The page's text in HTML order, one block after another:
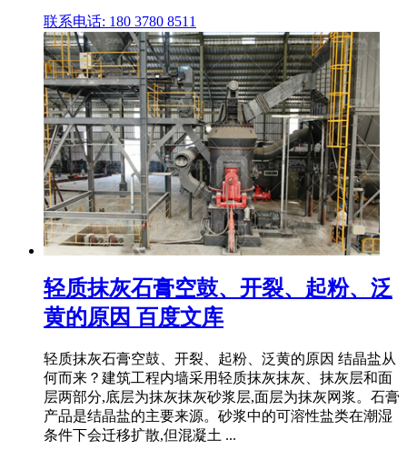
联系电话: 180 3780 8511
轻质抹灰石膏空鼓、开裂、起粉、泛
黄的原因 百度文库
轻质抹灰石膏空鼓、开裂、起粉、泛黄的原因 结晶盐从
何而来？建筑工程内墙采用轻质抹灰抹灰、抹灰层和面
层两部分,底层为抹灰抹灰砂浆层,面层为抹灰网浆。石膏
产品是结晶盐的主要来源。砂浆中的可溶性盐类在潮湿
条件下会迁移扩散,但混凝土 ...